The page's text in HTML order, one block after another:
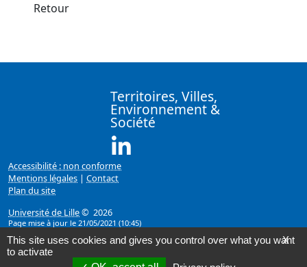
Retour
Territoires, Villes,
Environnement &
Société
Accessibilité : non conforme
Mentions légales | Contact
Plan du site
Université de Lille© 2026
Page mise à jour le 21/05/2021 (10:45)
X
This site uses cookies and gives you control over what you want
to activate